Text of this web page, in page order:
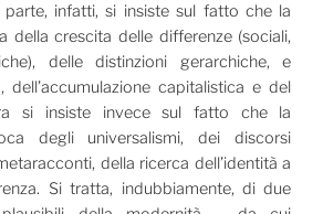
parte, infatti, si insiste sul fatto che la
della crescita delle differenze (sociali,
delle distinzioni gerarchiche, e
capitalistica e del
si insiste invece sul fatto che la
degli universalismi, dei discorsi
della ricerca dell’identità a
Si tratta, indubbiamente, di due